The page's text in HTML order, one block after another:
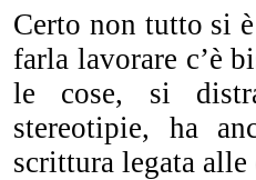
Certo non tutto si
farla lavorare c’è
le cose, si
stereotipie, ha
scrittura legata